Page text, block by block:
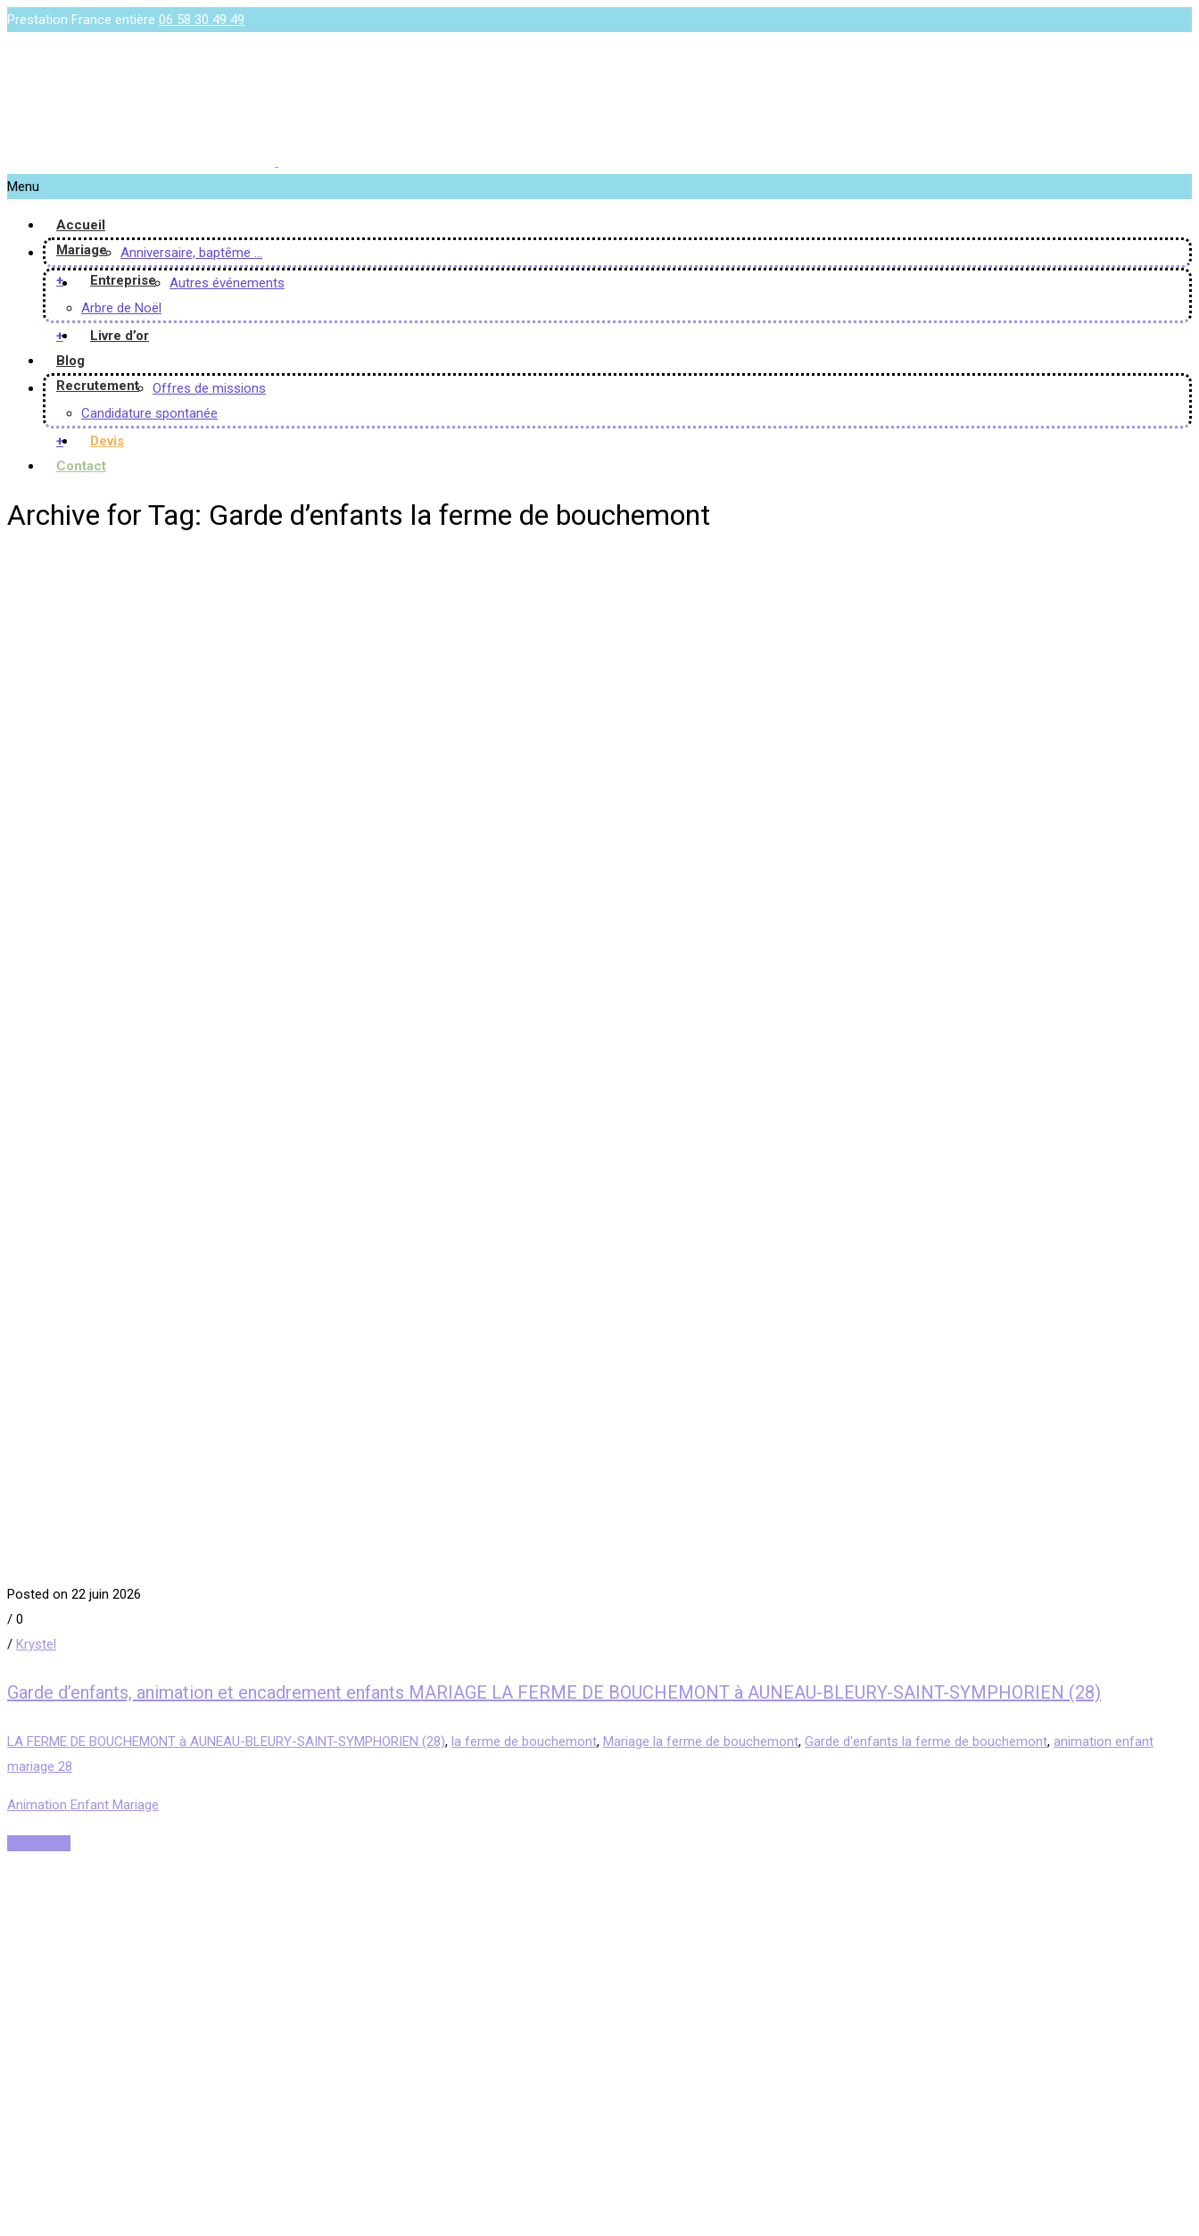
Prestation France entière 06 58 30 49 49
Menu
Accueil
Mariage
Anniversaire, baptême …
+
Entreprise
Autres événements
Arbre de Noël
+
Livre d’or
Blog
Recrutement
Offres de missions
Candidature spontanée
+
Devis
Contact
Archive for Tag: Garde d’enfants la ferme de bouchemont
Posted on 22 juin 2026
/ 0
/ Krystel
Garde d’enfants, animation et encadrement enfants MARIAGE LA FERME DE BOUCHEMONT à AUNEAU-BLEURY-SAINT-SYMPHORIEN (28)
LA FERME DE BOUCHEMONT à AUNEAU-BLEURY-SAINT-SYMPHORIEN (28), la ferme de bouchemont, Mariage la ferme de bouchemont, Garde d'enfants la ferme de bouchemont, animation enfant
mariage 28
Animation Enfant Mariage